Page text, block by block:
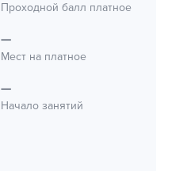
Проходной балл платное
—
Мест на платное
—
Начало занятий